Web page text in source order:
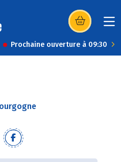
(s’ouvre dans
Prochaine ouverture à 09:30